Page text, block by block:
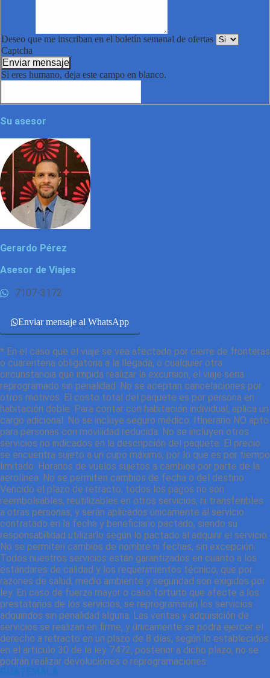
Deseo que me inscriban en el boletín semanal de ofertas
Captcha
Enviar mensaje
Si eres humano, deja este campo en blanco.
Su asesor
Gerardo Pérez
Asesor de Viajes
7107-3172
Enviar mensaje al WhatsApp
* En el caso que el viaje se vea afectado por cierre de fronteras
o cuarentena obligatoria a la llegada, o cualquier otra
circunstancia que impida realizar la excursión, el viaje seria
reprogramado sin penalidad. No se aceptan cancelaciones por
otros motivos. El costo total del paquete es por persona en
habitación doble. Para contar con habitación individual, aplica un
cargo adicional. No se incluye seguro médico. Itinerario NO apto
para personas con movilidad reducida. No se incluyen otros
servicios no indicados en la descripción del paquete. El precio
se encuentra sujeto a un cupo máximo, por lo que es por tiempo
limitado. Horarios de vuelos sujetos a cambios por parte de la
aerolínea. No se permiten cambios de fecha o del destino.
Vencido el plazo de retracto, todos los pagos no son
reembolsables, reutilizables en otros servicios, ni transferibles
a otras personas, y serán aplicados únicamente al servicio
contratado en la fecha y beneficiario pactado, siendo su
responsabilidad utilizarlo según lo pactado al adquirir el servicio.
No se permiten cambios de nombre ni fechas, sin excepción.
Todos nuestros servicios están garantizados en cuanto a los
estándares de calidad y los requerimientos técnico, que por
razones de salud, medio ambiente y seguridad son exigidos por
ley. En caso de fuerza mayor o caso fortuito que afecte a los
prestatarios de los servicios, se reprogramarán los servicios
adquiridos sin penalidad alguna. Las ventas y adquisición de
servicios se realizan en firme, y únicamente se podrá ejercer el
derecho a retracto en un plazo de 8 días, según lo establecidos
en el artículo 30 de la ley 7472, posterior a dicho plazo, no se
podrán realizar devoluciones o reprogramaciones.
GUATEMALA